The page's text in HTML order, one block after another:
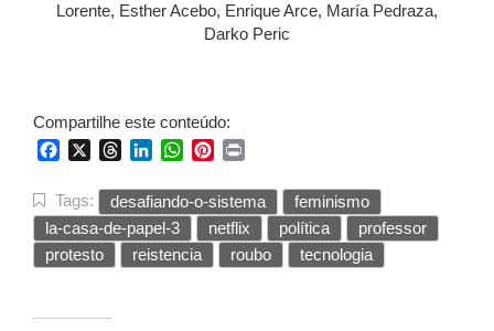
Lorente, Esther Acebo, Enrique Arce, María Pedraza,
Darko Peric
Compartilhe este conteúdo:
FacebookThreadsLinkedInWhatsApp
Pinterest
Tags: desafiando-o-sistema
feminismo
la-casa-de-papel-3
netflix política
professor
protesto
reistencia roubo tecnologia